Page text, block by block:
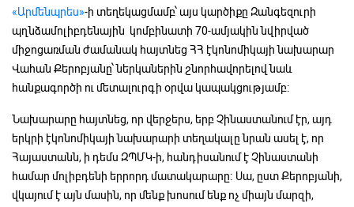
«Արմենպրես»-ի տեղեկացմամբ՝ այս կարծիքը Զանգեզուրի
պղնձամոլիբդենային կոմբինատի 70-ամյակին նվիրված
միջոցառման ժամանակ հայտնեց ՀՀ էկոնոմիկայի նախարար
Վահան Քերոբյանը՝ ներկաներին շնորհավորելով նաև
հանքագործի ու մետալուրգի օրվա կապակցությամբ։
Նախարարը հայտնեց, որ վերջերս, երբ Չինաստանում էր, այդ
երկրի էկոնոմիկայի նախարարի տեղակալը նրան ասել է, որ
Հայաստանն, ի դեմս ԶՊՄԿ-ի, հանդիսանում է Չինաստանի
համար մոլիբդենի երրորդ մատակարարը։ Սա, ըստ Քերոբյանի,
վկայում է այն մասին, որ մենք խոսում ենք ոչ միայն մարզի,